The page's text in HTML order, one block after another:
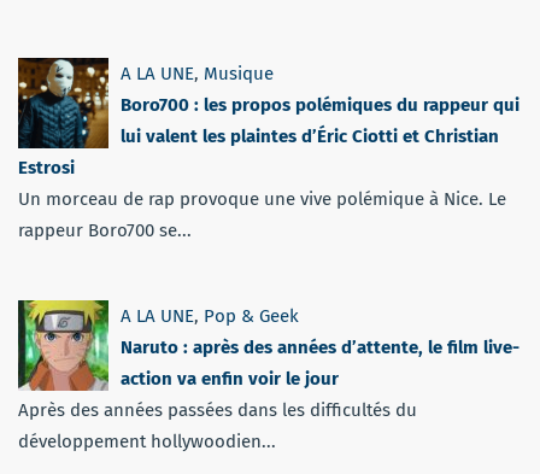
A LA UNE, Musique
Boro700 : les propos polémiques du rappeur qui
lui valent les plaintes d’Éric Ciotti et Christian
Estrosi
Un morceau de rap provoque une vive polémique à Nice. Le
rappeur Boro700 se...
A LA UNE, Pop & Geek
Naruto : après des années d’attente, le film live-
action va enfin voir le jour
Après des années passées dans les difficultés du
développement hollywoodien...